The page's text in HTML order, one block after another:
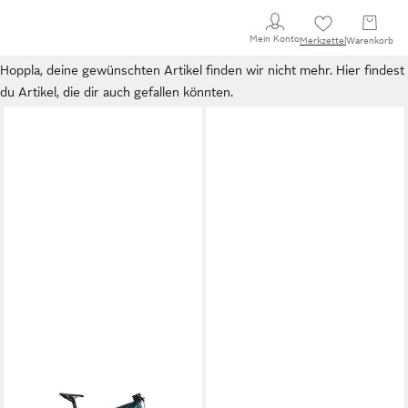
Mein KontoMerkzettel Warenkorb
Hoppla, deine gewünschten Artikel finden wir nicht mehr. Hier findest
du Artikel, die dir auch gefallen könnten.